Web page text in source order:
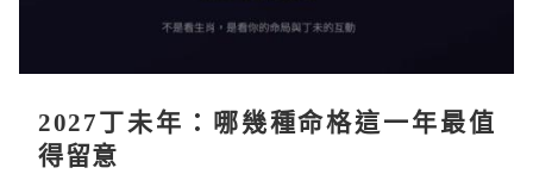
2027丁未年：哪幾種命格這一年最值
得留意